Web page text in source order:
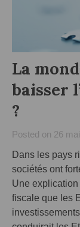
La
baisser
?
Posted on 26
Dans les pays
sociétés ont
Une
fiscale que les